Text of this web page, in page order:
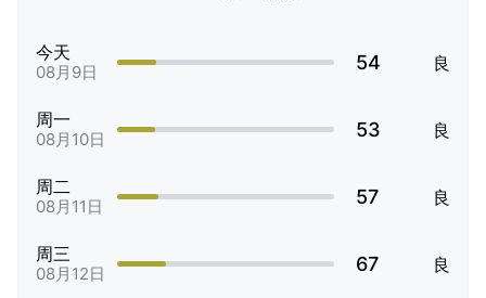
今天
08月9日 54 良
周一
08月10日 53 良
周二
08月11日 57 良
周三
08月12日 67 良